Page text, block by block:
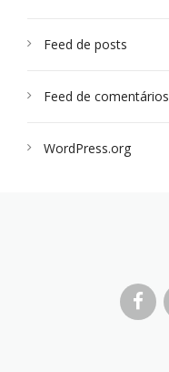
Feed de posts
Feed de comentários
WordPress.org